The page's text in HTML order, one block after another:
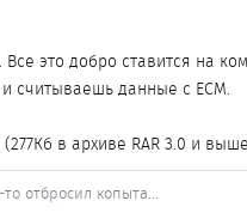
это добро ставится на
считываешь данные с ЕСМ.
в архиве RAR 3.0 и
отбросил копыта...